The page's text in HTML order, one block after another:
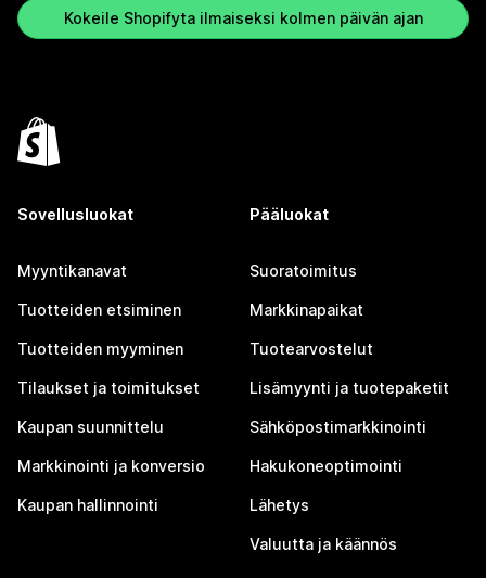
Kokeile Shopifyta ilmaiseksi kolmen päivän ajan
Sovellusluokat
Myyntikanavat
Tuotteiden etsiminen
Tuotteiden myyminen
Tilaukset ja toimitukset
Kaupan suunnittelu
Markkinointi ja konversio
Kaupan hallinnointi
Pääluokat
Suoratoimitus
Markkinapaikat
Tuotearvostelut
Lisämyynti ja tuotepaketit
Sähköpostimarkkinointi
Hakukoneoptimointi
Lähetys
Valuutta ja käännös